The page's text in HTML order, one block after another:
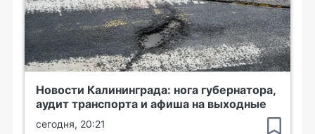
Новости Калининграда: нога губернатора,
аудит транспорта и афиша на выходные
сегодня, 20:21